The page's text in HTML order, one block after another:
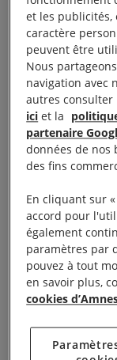
: Nous serons
à travers le
Villette, de
et les publicités,
caractère
peuvent être
Nous
navigation avec
autres consulter
ici et la
partenaire
données de nos
des fins
En cliquant sur «
accord pour
également
paramètres par
pouvez à tout
en savoir plus,
cookies